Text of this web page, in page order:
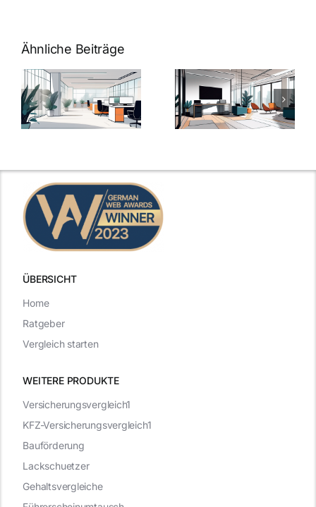
Ähnliche Beiträge
Arbeitgeber-
Zusatzleistungen:
5
inspirierende
Warum
bei
Arbeitgebern
ÜBERSICHT
WEITERE PRODUKTE
Versicherungsvergleich1
KFZ-Versicherungsvergleich1
Bauförderung
Lackschuetzer
Gehaltsvergleiche
Home
Ratgeber
Vergleich starten